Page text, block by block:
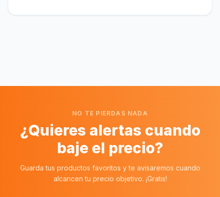
NO TE PIERDAS NADA
¿Quieres alertas cuando
baje el precio?
Guarda tus productos favoritos y te avisaremos cuando
alcancen tu precio objetivo. ¡Gratis!